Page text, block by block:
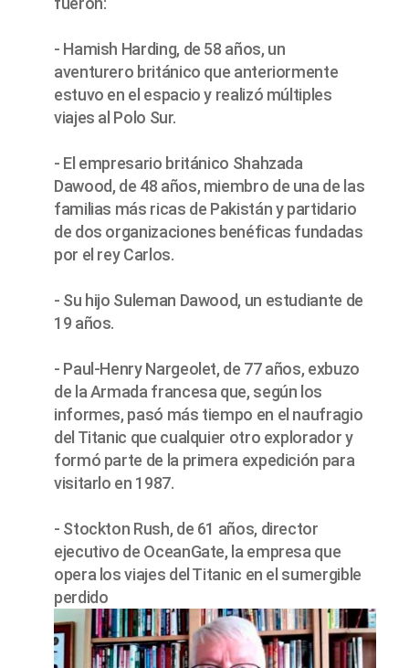
- Hamish Harding, de 58 años, un
aventurero británico que anteriormente
estuvo en el espacio y realizó múltiples
viajes al Polo Sur.
- El empresario británico Shahzada
Dawood, de 48 años, miembro de una de las
familias más ricas de Pakistán y partidario
de dos organizaciones benéficas fundadas
por el rey Carlos.
- Su hijo Suleman Dawood, un estudiante de
19 años.
- Paul-Henry Nargeolet, de 77 años, exbuzo
de la Armada francesa que, según los
informes, pasó más tiempo en el naufragio
del Titanic que cualquier otro explorador y
formó parte de la primera expedición para
visitarlo en 1987.
- Stockton Rush, de 61 años, director
ejecutivo de OceanGate, la empresa que
opera los viajes del Titanic en el sumergible
perdido